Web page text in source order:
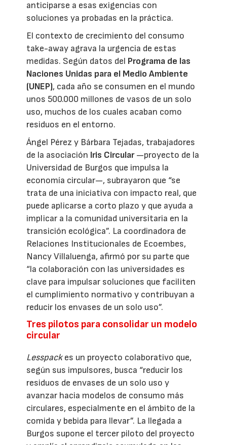
anticiparse a esas exigencias con
soluciones ya probadas en la práctica.
El contexto de crecimiento del consumo
take-away agrava la urgencia de estas
medidas. Según datos del Programa de las
Naciones Unidas para el Medio Ambiente
(UNEP), cada año se consumen en el mundo
unos 500.000 millones de vasos de un solo
uso, muchos de los cuales acaban como
residuos en el entorno.
Ángel Pérez y Bárbara Tejadas, trabajadores
de la asociación Iris Circular—proyecto de la
Universidad de Burgos que impulsa la
economía circular—, subrayaron que “se
trata de una iniciativa con impacto real, que
puede aplicarse a corto plazo y que ayuda a
implicar a la comunidad universitaria en la
transición ecológica”. La coordinadora de
Relaciones Institucionales de Ecoembes,
Nancy Villaluenga, afirmó por su parte que
“la colaboración con las universidades es
clave para impulsar soluciones que faciliten
el cumplimiento normativo y contribuyan a
reducir los envases de un solo uso”.
Tres pilotos para consolidar un modelo
circular
Lesspackes un proyecto colaborativo que,
según sus impulsores, busca “reducir los
residuos de envases de un solo uso y
avanzar hacia modelos de consumo más
circulares, especialmente en el ámbito de la
comida y bebida para llevar”. La llegada a
Burgos supone el tercer piloto del proyecto